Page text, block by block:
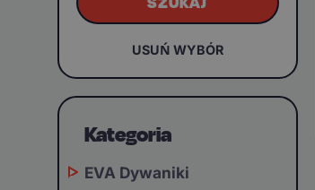
USUŃ WYBÓR
Kategoria
EVA Dywaniki